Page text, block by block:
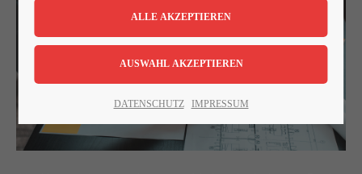
Lorem ipsum dolor sit amet:
24h/ 365days
DATENSCHUTZ IMPRESSUM